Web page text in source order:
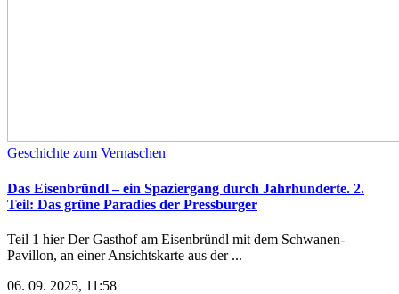
Geschichte zum Vernaschen
Das Eisenbründl – ein Spaziergang durch Jahrhunderte. 2.
Teil: Das grüne Paradies der Pressburger
Teil 1 hier Der Gasthof am Eisenbründl mit dem Schwanen-
Pavillon, an einer Ansichtskarte aus der ...
06. 09. 2025, 11:58